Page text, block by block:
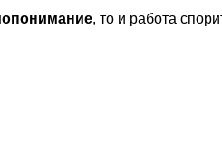
, то и работа